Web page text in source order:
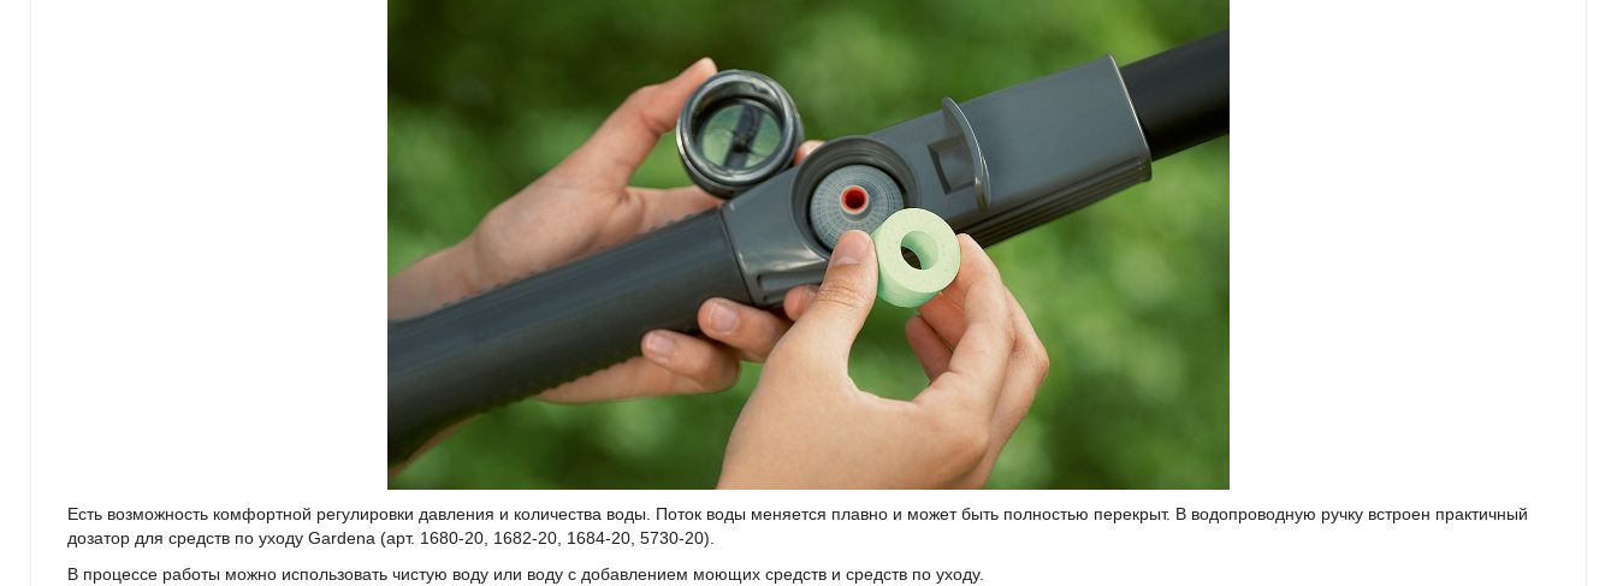
Есть возможность комфортной регулировки давления и количества воды. Поток воды меняется плавно и может быть полностью перекрыт. В водопроводную ручку встроен практичный
дозатор для средств по уходу Gardena (арт. 1680-20, 1682-20, 1684-20, 5730-20).
В процессе работы можно использовать чистую воду или воду с добавлением моющих средств и средств по уходу.